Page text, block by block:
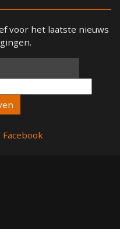
voor het laatste nieuws